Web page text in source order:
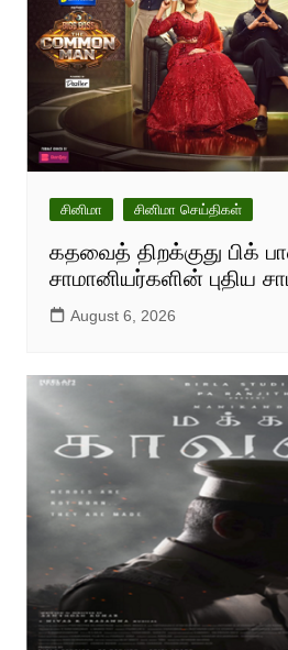
சினிமா சினிமா செய்திகள்
கதவைத் திறக்குது பிக்
சாமானியர்களின் புதிய
August 6, 2026